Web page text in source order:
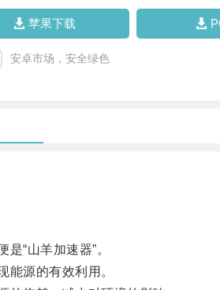
苹果下载
安卓市场，安全绿色
“山羊加速器”。
源的有效利用。